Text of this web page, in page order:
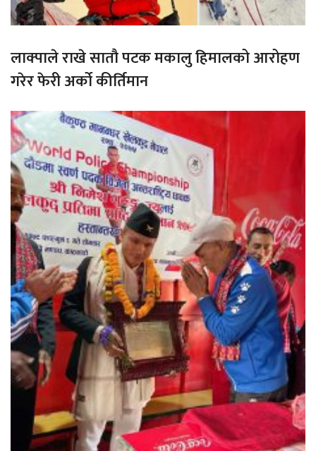
लाक्पाले राखे सातौ पटक मकालु हिमालको आरोहण
गरेर फेरी अर्को कीर्तिमान